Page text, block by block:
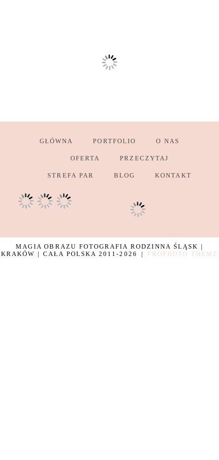
GŁÓWNA PORTFOLIO O NAS
OFERTA PRZECZYTAJ
STREFA PAR BLOG KONTAKT
MAGIA OBRAZU FOTOGRAFIA RODZINNA ŚLĄSK |
KRAKÓW | CAŁA POLSKA 2011-2026
| PROPHOTO THEME